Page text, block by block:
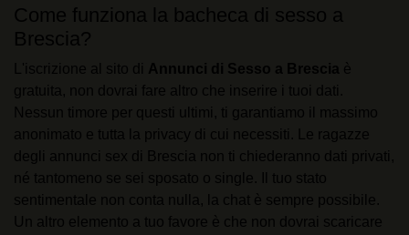
Come funziona la bacheca di sesso a
Brescia?
L'iscrizione al sito di Annunci di Sesso a Brescia è
gratuita, non dovrai fare altro che inserire i tuoi dati.
Nessun timore per questi ultimi, ti garantiamo il massimo
anonimato e tutta la privacy di cui necessiti. Le ragazze
degli annunci sex di Brescia non ti chiederanno dati privati,
né tantomeno se sei sposato o single. Il tuo stato
sentimentale non conta nulla, la chat è sempre possibile.
Un altro elemento a tuo favore è che non dovrai scaricare